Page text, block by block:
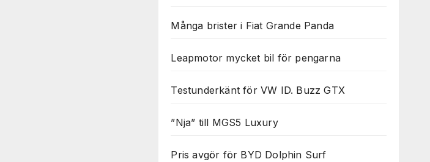
Många brister i Fiat Grande Panda
Leapmotor mycket bil för pengarna
Testunderkänt för VW ID. Buzz GTX
”Nja” till MGS5 Luxury
Pris avgör för BYD Dolphin Surf